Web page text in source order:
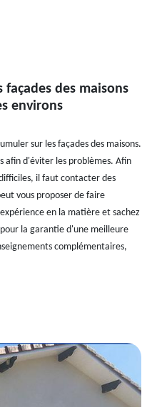
des maisons
environs
sur les façades des maisons.
afin d'éviter les problèmes. Afin
il faut contacter des
vous proposer de faire
en la matière et sachez
la garantie d'une meilleure
complémentaires,